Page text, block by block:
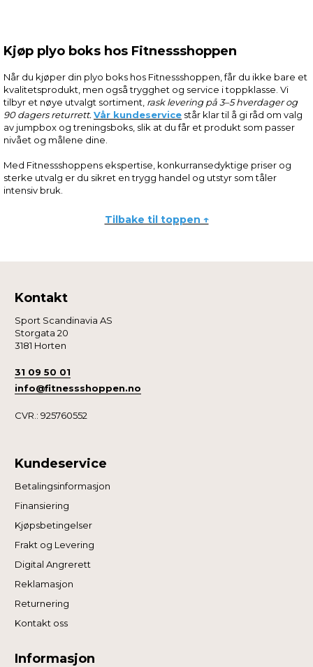
Kjøp plyo boks hos Fitnessshoppen
Når du kjøper din plyo boks hos Fitnessshoppen, får du ikke bare et
kvalitetsprodukt, men også trygghet og service i toppklasse. Vi
tilbyr et nøye utvalgt sortiment, rask levering på 3–5 hverdager og
90 dagers returrett.Vår kundeservice står klar til å gi råd om valg
av jumpbox og treningsboks, slik at du får et produkt som passer
nivået og målene dine.
Med Fitnessshoppens ekspertise, konkurransedyktige priser og
sterke utvalg er du sikret en trygg handel og utstyr som tåler
intensiv bruk.
Tilbake til toppen ↑
Kontakt
Sport Scandinavia AS
Storgata 20
3181 Horten
31 09 50 01
info@fitnessshoppen.no
CVR.: 925760552
Kundeservice
Betalingsinformasjon
Finansiering
Kjøpsbetingelser
Frakt og Levering
Digital Angrerett
Reklamasjon
Returnering
Kontakt oss
Informasjon